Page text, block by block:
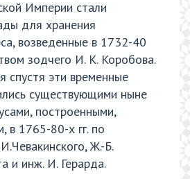
Империи стали
для хранения
возведенные в 1732-40
зодчего И. К. Коробова.
спустя эти временные
существующими ныне
построенными,
в 1765-80-х гг. по
Ж.-Б.
и инж. И. Герарда.